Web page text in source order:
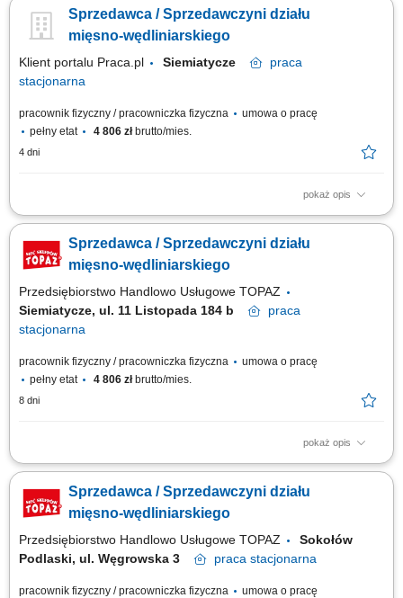
towarów na dziale świeżym - mięso, wędliny, sery itp. monitorowanie
terminów przydatności do spożycia aktywna sprzedaż produktów dbałość
Sprzedawca / Sprzedawczyni działu
mięsno-wędliniarskiego
Klient portalu Praca.pl Siemiatycze
praca
stacjonarna
pracownik fizyczny / pracowniczka fizyczna
umowa o pracę
pełny etat
4 806 złbrutto/mies.
4 dni
pokaż opis
Profesjonalna obsługa klientów na dziale mięso, wędliny i sery, Dbanie o
spożycia, Aktywna sprzedaż i doradzanie klientom przy wyborze
produktów, Utrzymywanie czystości oraz przestrzeganie standardów
Sprzedawca / Sprzedawczyni działu
mięsno-wędliniarskiego
Przedsiębiorstwo Handlowo Usługowe TOPAZ
Siemiatycze, ul. 11 Listopada 184 b
praca
stacjonarna
pracownik fizyczny / pracowniczka fizyczna
umowa o pracę
pełny etat
4 806 złbrutto/mies.
8 dni
pokaż opis
Opis stanowiska: obsługa Klientów zgodnie z obowiązującymi
mięsa, wędlin i serów, aktywna sprzedaż i doradztwo produktowe,
monitorowanie terminów przydatności produktów, utrzymanie porządku i
Sprzedawca / Sprzedawczyni działu
mięsno-wędliniarskiego
Przedsiębiorstwo Handlowo Usługowe TOPAZ
Sokołów
Podlaski, ul. Węgrowska 3
praca stacjonarna
pracownik fizyczny / pracowniczka fizyczna
umowa o pracę